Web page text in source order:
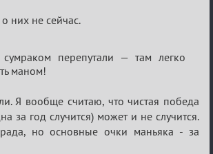
них не сейчас.
перепутали — там легко
маном!
Я вообще считаю, что чистая победа
за год случится) может и не случится.
но основные очки маньяка - за